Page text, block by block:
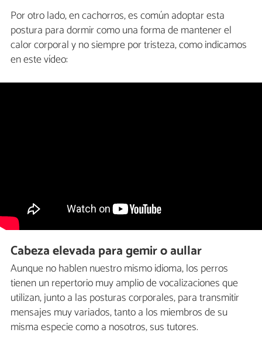
Por otro lado, en cachorros, es común adoptar esta
postura para dormir como una forma de mantener el
calor corporal y no siempre por tristeza, como indicamos
en este vídeo:
Cabeza elevada para gemir o aullar
Aunque no hablen nuestro mismo idioma, los perros
tienen un repertorio muy amplio de vocalizaciones que
utilizan, junto a las posturas corporales, para transmitir
mensajes muy variados, tanto a los miembros de su
misma especie como a nosotros, sus tutores.